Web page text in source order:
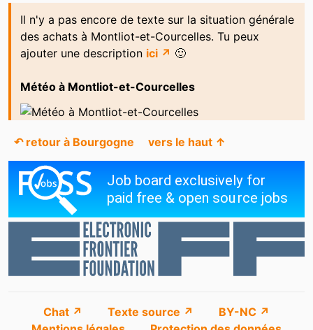
Il n'y a pas encore de texte sur la situation générale
des achats à Montliot-et-Courcelles. Tu peux
ajouter une description ici ↗ 🙂
Météo à Montliot-et-Courcelles
↶ retour à Bourgogne vers le haut ↑
Chat ↗ Texte source ↗
BY-NC ↗